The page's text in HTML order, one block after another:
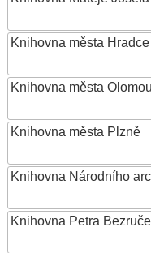
Knihovna města
Knihovna města
Knihovna města Plzně
Knihovna Národního
Knihovna Petra